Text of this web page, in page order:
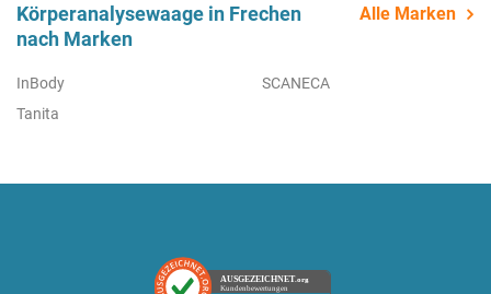
Körperanalysewaage in Frechen
nach Marken
Alle Marken
InBody
SCANECA
Tanita
AUSGEZEICHNET.org
Kundenbewertungen